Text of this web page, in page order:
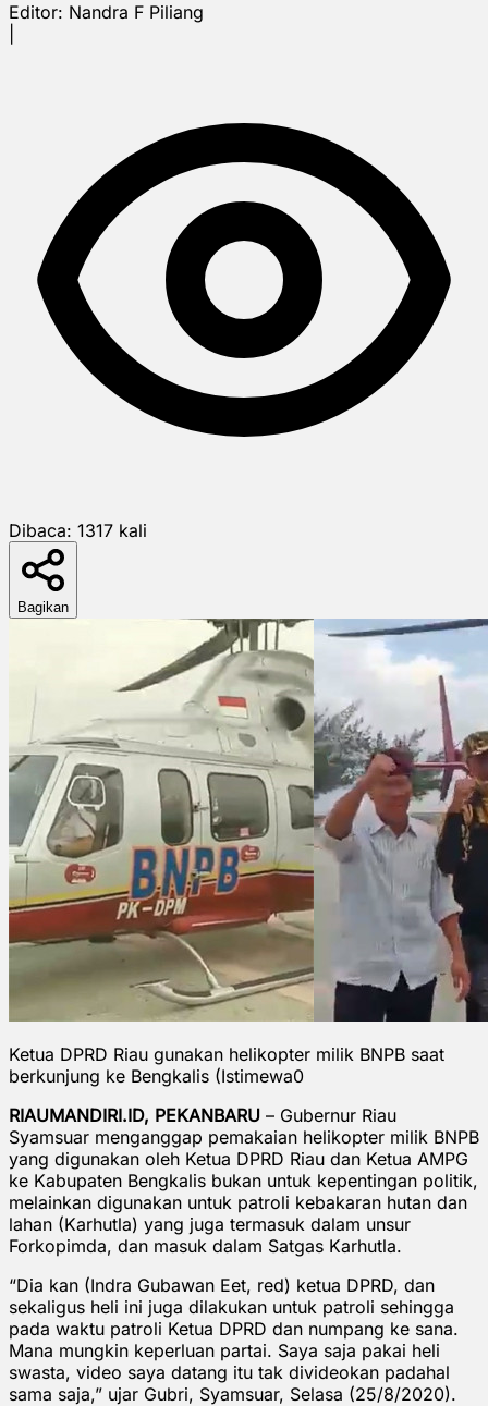
Editor: Nandra F Piliang
Dibaca: 1317 kali
Bagikan
Ketua DPRD Riau gunakan helikopter milik BNPB saat
berkunjung ke Bengkalis (Istimewa0
RIAUMANDIRI.ID, PEKANBARU – Gubernur Riau
Syamsuar menganggap pemakaian helikopter milik BNPB
yang digunakan oleh Ketua DPRD Riau dan Ketua AMPG
ke Kabupaten Bengkalis bukan untuk kepentingan politik,
melainkan digunakan untuk patroli kebakaran hutan dan
lahan (Karhutla) yang juga termasuk dalam unsur
Forkopimda, dan masuk dalam Satgas Karhutla.
“Dia kan (Indra Gubawan Eet, red) ketua DPRD, dan
sekaligus heli ini juga dilakukan untuk patroli sehingga
pada waktu patroli Ketua DPRD dan numpang ke sana.
Mana mungkin keperluan partai. Saya saja pakai heli
swasta, video saya datang itu tak divideokan padahal
sama saja,” ujar Gubri, Syamsuar, Selasa (25/8/2020).